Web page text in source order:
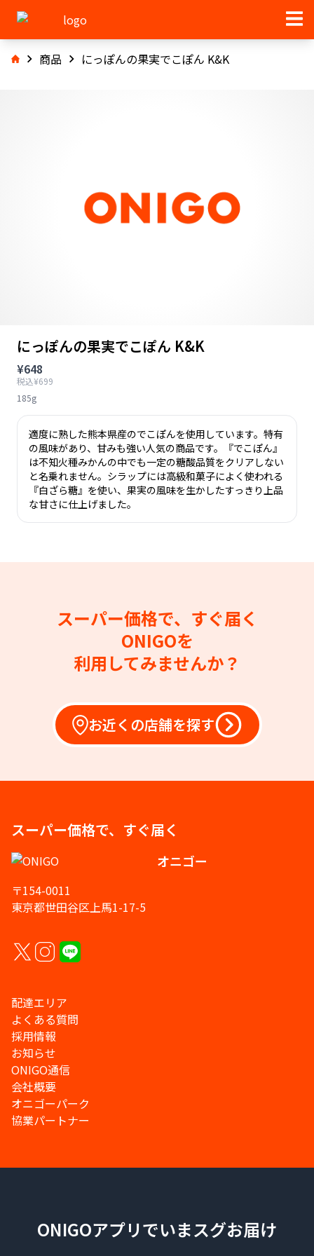
商品 にっぽんの果実でこぽん K&K
にっぽんの果実でこぽん K&K
¥648
税込¥699
185g
適度に熟した熊本県産のでこぽんを使用しています。特有
の風味があり、甘みも強い人気の商品です。『でこぽん』
は不知火種みかんの中でも一定の糖酸品質をクリアしない
と名乗れません。シラップには高級和菓子によく使われる
『白ざら糖』を使い、果実の風味を生かしたすっきり上品
な甘さに仕上げました。
スーパー価格で、すぐ届く
ONIGOを
利用してみませんか？
お近くの店舗を探す
スーパー価格で、すぐ届く
オニゴー
〒154-0011
東京都世田谷区上馬1-17-5
配達エリア
よくある質問
採用情報
お知らせ
ONIGO通信
会社概要
オニゴーパーク
協業パートナー
ONIGOアプリでいまスグお届け